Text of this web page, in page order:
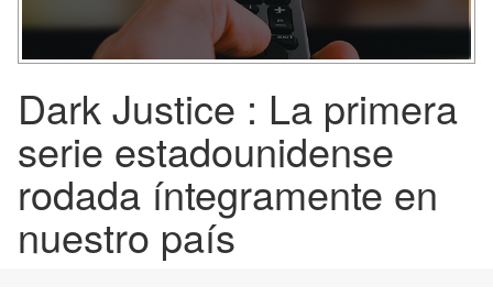
Dark Justice : La primera
serie estadounidense
rodada íntegramente en
nuestro país